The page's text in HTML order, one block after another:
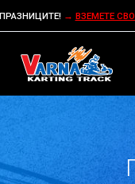
→ ВЗЕМЕТЕ СВОЯ